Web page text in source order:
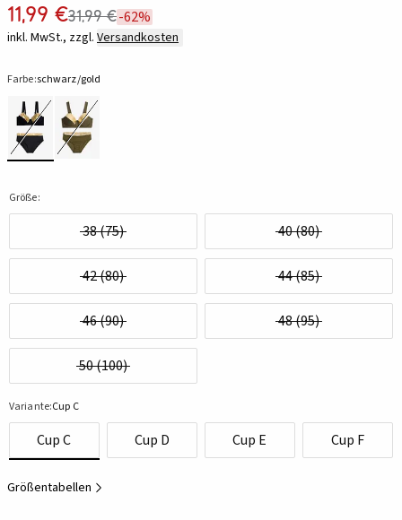
11,99 €31,99 €-62%
inkl. MwSt., zzgl. Versandkosten
Farbe:schwarz/gold
Größe:
38 (75) 40 (80)
42 (80) 44 (85)
46 (90) 48 (95)
50 (100)
Variante:Cup C
Cup C Cup D Cup E Cup F
Größentabellen